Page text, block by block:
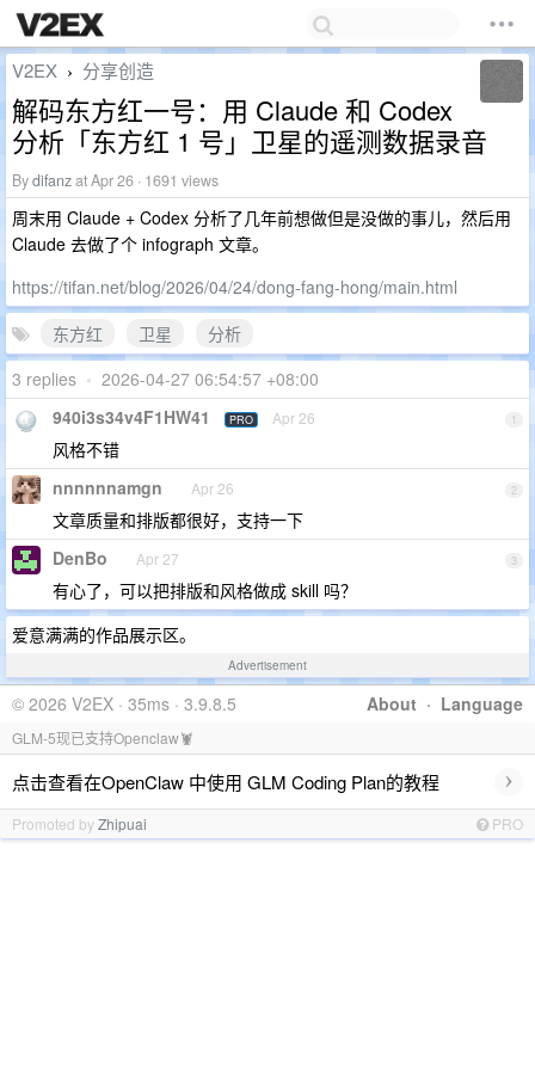
V2EX › 分享创造
解码东方红一号：用 Claude 和 Codex
分析「东方红 1 号」卫星的遥测数据录音
Bydifanzat Apr 26 · 1691 views
周末用 Claude + Codex 分析了几年前想做但是没做的事儿，然后用
Claude 去做了个 infograph 文章。
https://tifan.net/blog/2026/04/24/dong-fang-hong/main.html
东方红
卫星
分析
3 replies • 2026-04-27 06:54:57 +08:00
1
940i3s34v4F1HW41 PRO Apr 26
风格不错
2
nnnnnnamgn Apr 26
文章质量和排版都很好，支持一下
3
DenBo Apr 27
有心了，可以把排版和风格做成 skill 吗？
爱意满满的作品展示区。
Advertisement
About · Language
© 2026 V2EX · 35ms · 3.9.8.5
GLM-5现已支持Openclaw🦞
点击查看在OpenClaw 中使用 GLM Coding Plan的教程 ›
Promoted byZhipuai PRO